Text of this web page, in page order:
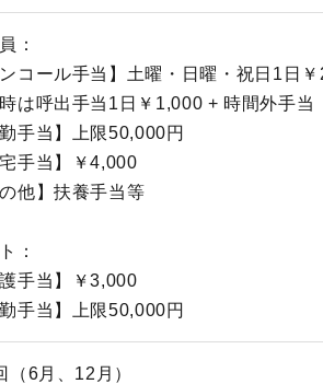
：
ンコール手当】土曜・日曜・祝日1日
は呼出手当1日￥1,000 + 時間外手当
勤手当】上限50,000円
宅手当】￥4,000
の他】扶養手当等
：
護手当】￥3,000
勤手当】上限50,000円
（6月、12月）